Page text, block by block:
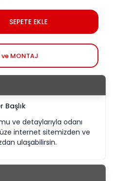
SEPETE EKLE
ve MONTAJ
Başlık
ve detaylarıyla odanı
internet sitemizden ve
ulaşabilirsin.